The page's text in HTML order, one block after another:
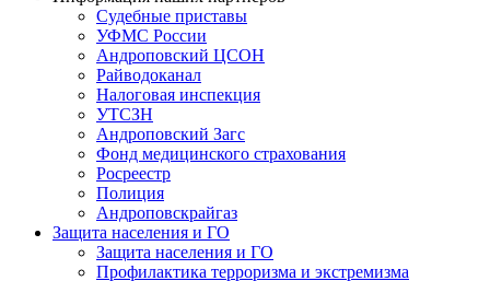
Судебные приставы
УФМС России
Андроповский ЦСОН
Райводоканал
Налоговая инспекция
УТСЗН
Андроповский Загс
Фонд медицинского страхования
Росреестр
Полиция
Андроповскрайгаз
Защита населения и ГО
Защита населения и ГО
Профилактика терроризма и экстремизма